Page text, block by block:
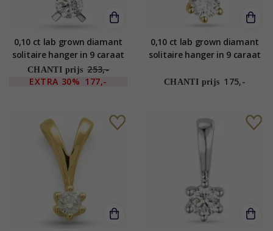
0,10 ct lab grown diamant
solitaire hanger in 9 caraat
witgoud 0,10 ct
CHANTI prijs 253,-
EXTRA 30% 177,-
0,10 ct lab grown diamant
solitaire hanger in 9 caraat
CHANTI prijs 175,-